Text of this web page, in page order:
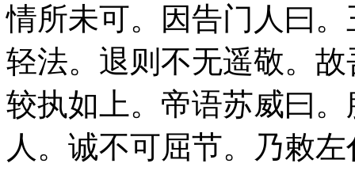
情所未可。因告门人曰
轻法。退则不无遥敬。
较执如上。帝语苏威曰
人。诚不可屈节。乃敕